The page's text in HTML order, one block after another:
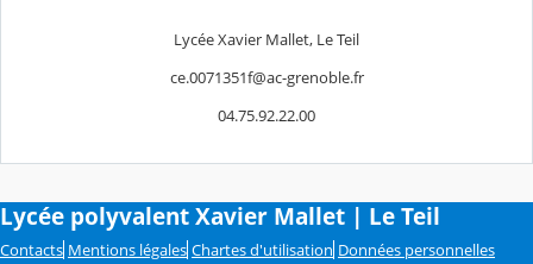
Lycée Xavier Mallet, Le Teil
ce.0071351f@ac-grenoble.fr
04.75.92.22.00
Lycée polyvalent Xavier Mallet | Le Teil
Contacts Mentions légales Chartes d'utilisation Données personnelles